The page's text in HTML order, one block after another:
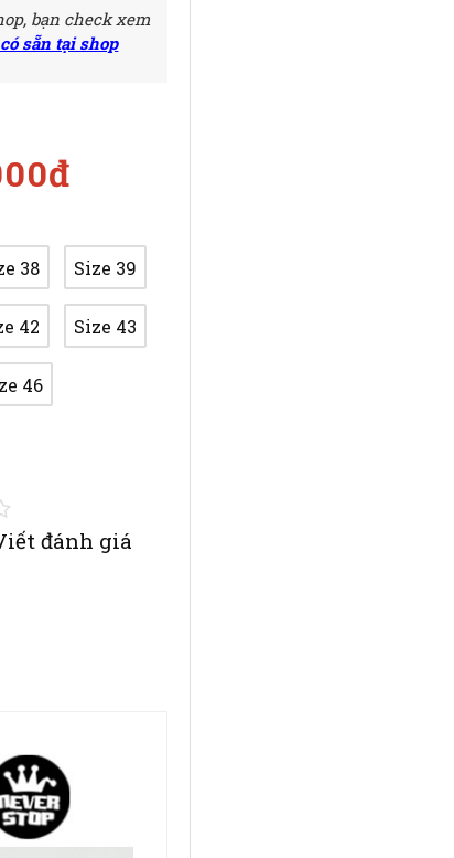
đánh giá
38 Size 39
42 Size 43
46
bạn check xem
sẵn tại shop